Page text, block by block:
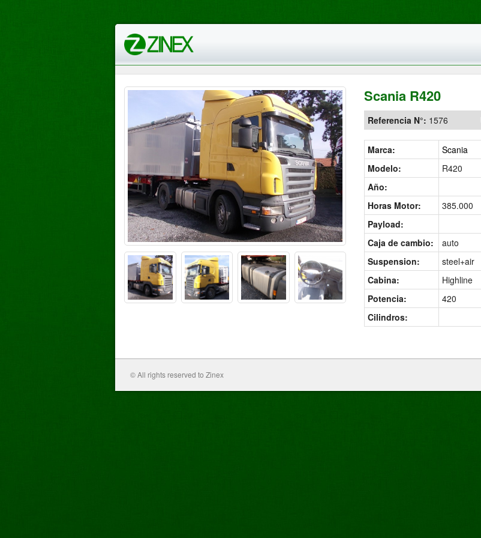
Scania R420
Referencia N°: 1576
Marca:
Scania
Modelo:
R420
Año:
Horas Motor:
385.000
Payload:
Caja de cambio:
auto
Suspension:
steel+air
Cabina:
Highline
Potencia:
420
Cilindros:
© All rights reserved to Zinex